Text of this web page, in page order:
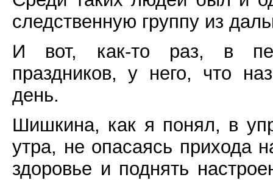
следственную группу из
И вот, как-то раз, в
праздников, у него, что
день.
Шишкина, как я понял, в
утра, не опасаясь прихода
здоровье и поднять